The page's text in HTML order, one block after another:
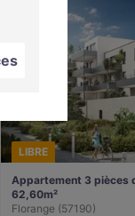
LIBRE
Appartement 3 pièces
62,60m²
Florange (57190)